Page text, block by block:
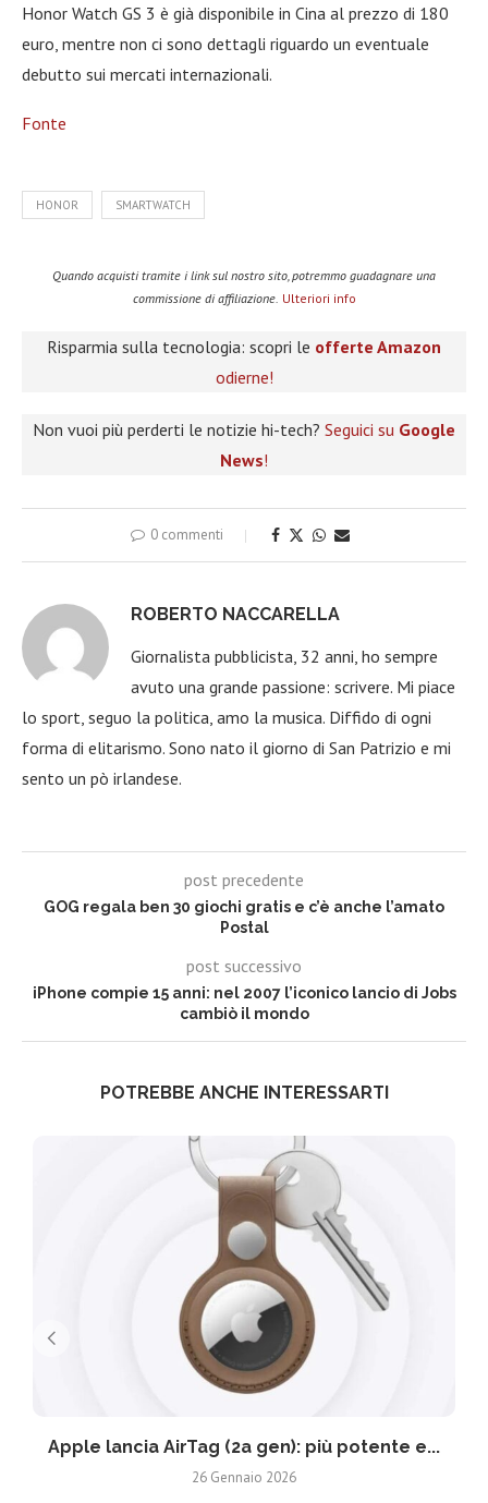
Honor Watch GS 3 è già disponibile in Cina al prezzo di 180
euro, mentre non ci sono dettagli riguardo un eventuale
debutto sui mercati internazionali.
Fonte
HONOR SMARTWATCH
Quando acquisti tramite i link sul nostro sito, potremmo guadagnare una
commissione di affiliazione. Ulteriori info
Risparmia sulla tecnologia: scopri le offerte Amazon
odierne!
Non vuoi più perderti le notizie hi-tech? Seguici su Google
News!
0 commenti
ROBERTO NACCARELLA
Giornalista pubblicista, 32 anni, ho sempre
avuto una grande passione: scrivere. Mi piace
lo sport, seguo la politica, amo la musica. Diffido di ogni
forma di elitarismo. Sono nato il giorno di San Patrizio e mi
sento un pò irlandese.
post precedente
GOG regala ben 30 giochi gratis e c’è anche l’amato
Postal
post successivo
iPhone compie 15 anni: nel 2007 l’iconico lancio di Jobs
cambiò il mondo
POTREBBE ANCHE INTERESSARTI
Apple lancia AirTag (2a gen): più potente e...
26 Gennaio 2026